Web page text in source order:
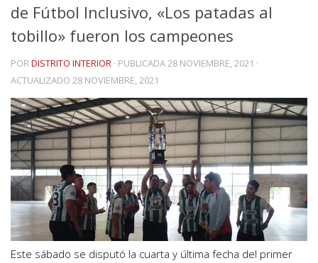
de Fútbol Inclusivo, «Los patadas al
tobillo» fueron los campeones
PORDISTRITO INTERIOR · PUBLICADA28 NOVIEMBRE, 2021 ·
ACTUALIZADO 28 NOVIEMBRE, 2021
Este sábado se disputó la cuarta y última fecha del primer